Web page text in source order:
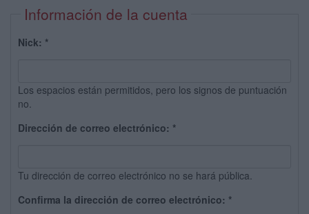
Información de la cuenta
Nick: *
Los espacios están permitidos, pero los signos de puntuación
no.
Dirección de correo electrónico: *
Tu dirección de correo electrónico no se hará pública.
Confirma la dirección de correo electrónico: *